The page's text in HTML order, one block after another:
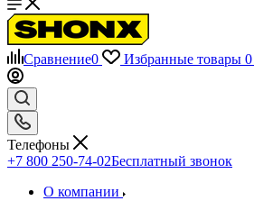
Сравнение0 Избранные товары 0
Телефоны
+7 800 250-74-02Бесплатный звонок
О компании